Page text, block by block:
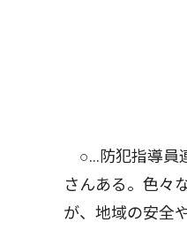
○…防犯指導員
さんある。色々
が、地域の安全